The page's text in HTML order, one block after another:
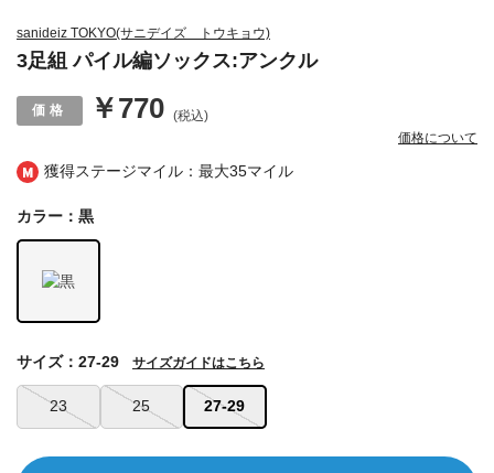
獲得ステージマイル：最大35マイル
sanideiz TOKYO(サニデイズ トウキョウ)
3足組 パイル編ソックス:アンクル
￥770 (税込)
価格について
カラー：黒
23 25 27-29
サイズ：27-29 サイズガイドはこちら